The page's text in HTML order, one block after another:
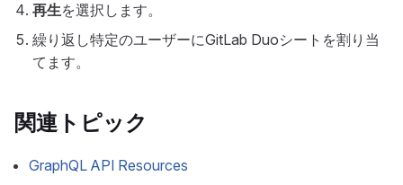
再生を選択します。
繰り返し特定のユーザーにGitLab Duoシートを割り当
てます。
関連トピック
GraphQL API Resources